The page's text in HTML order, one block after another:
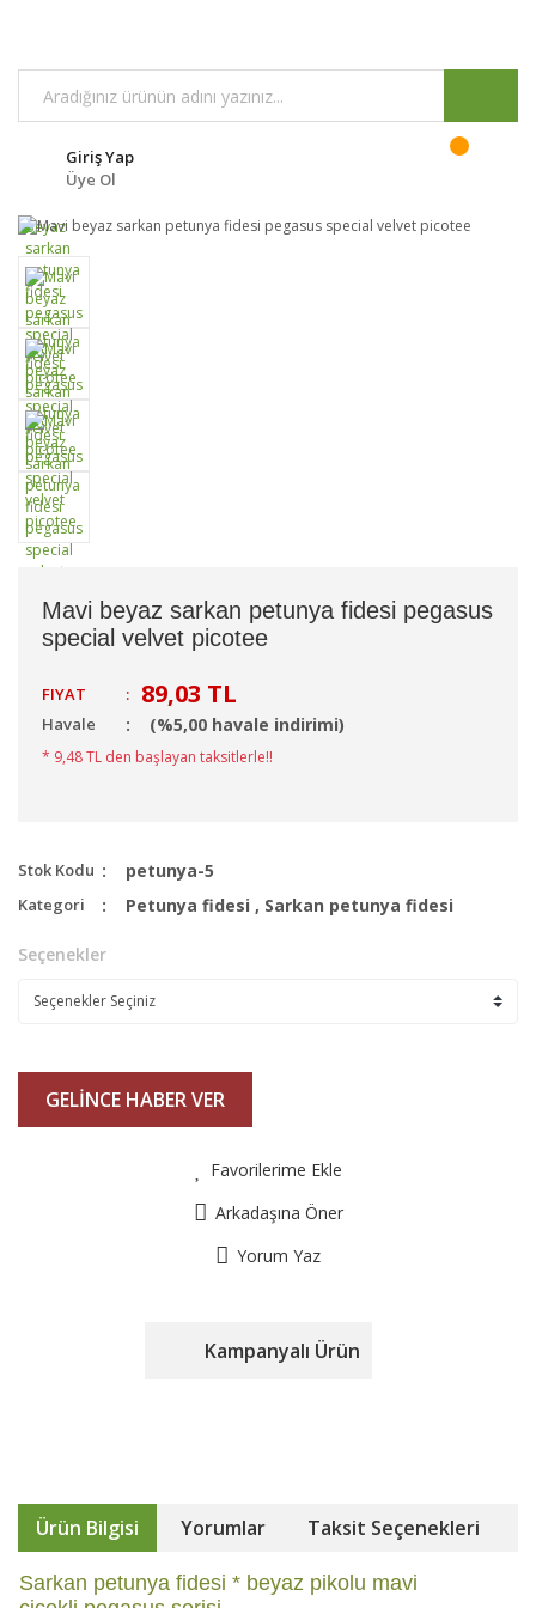
Giriş Yap
Üye Ol
Mavi beyaz sarkan petunya fidesi pegasus
special velvet picotee
FIYAT : 89,03 TL
Havale (%5,00 havale indirimi)
* 9,48 TL den başlayan taksitlerle!!
Stok Kodu petunya-5
Kategori Petunya fidesi , Sarkan petunya fidesi
Seçenekler
GELİNCE HABER VER
Favorilerime Ekle
Arkadaşına Öner
Yorum Yaz
Kampanyalı Ürün
Ürün Bilgisi Yorumlar Taksit Seçenekleri
Sarkan petunya fidesi * beyaz pikolu mavi